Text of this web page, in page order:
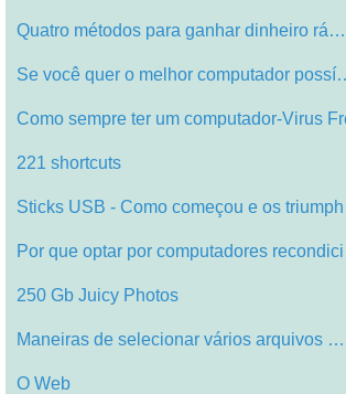
Quatro métodos para ganhar dinheiro rá…
Se você quer o melhor computador
Como sempre ter um computador-Virus
221 shortcuts
Sticks USB - Como começou e os triumph
Por que optar por computadores
250 Gb Juicy Photos
Maneiras de selecionar vários arquivos …
O Web